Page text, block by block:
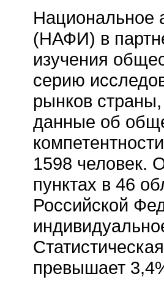
Национальное
(НАФИ) в
изучения
серию
рынков
данные об
1598 человек.
пунктах в 46
Российской
превышает